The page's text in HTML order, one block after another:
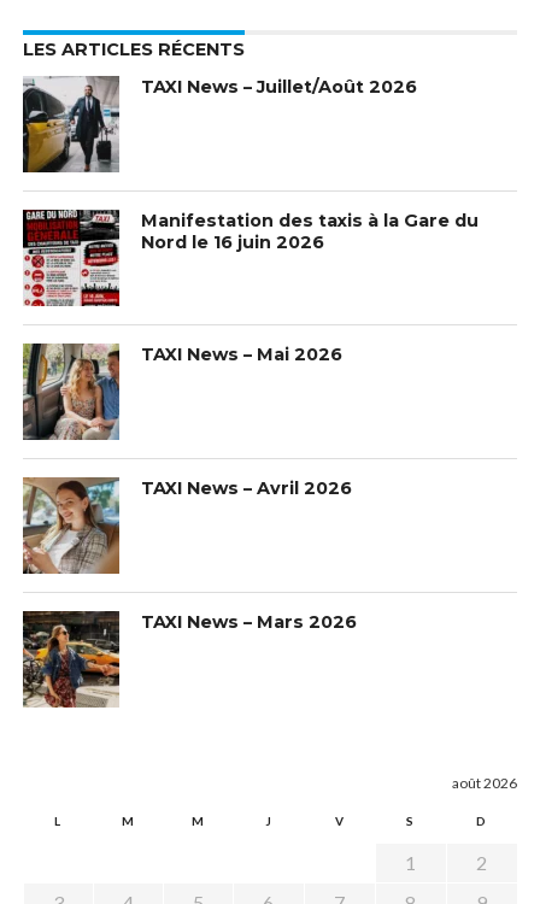
LES ARTICLES RÉCENTS
TAXI News – Juillet/Août 2026
Manifestation des taxis à la Gare du
Nord le 16 juin 2026
TAXI News – Mai 2026
TAXI News – Avril 2026
TAXI News – Mars 2026
août 2026
L M M J V S D
1
2